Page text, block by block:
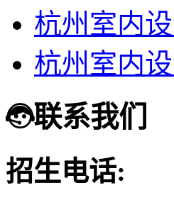
杭州室内
杭州室内
联系我们
招生电话: